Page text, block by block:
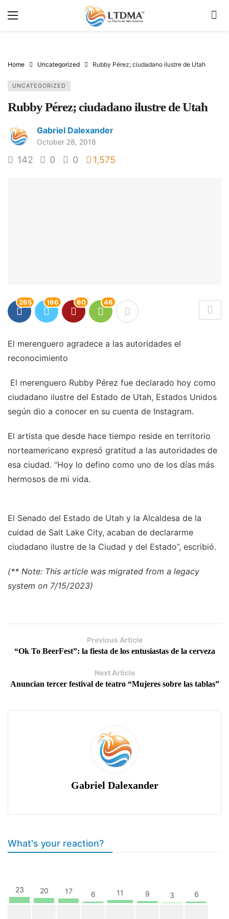
Home Uncategorized Rubby Pérez; ciudadano ilustre de Utah
UNCATEGORIZED
Rubby Pérez; ciudadano ilustre de Utah
Gabriel Dalexander
October 28, 2018
142 0 0 1,575
265 166 60 46
El merenguero agradece a las autoridades el
reconocimiento
El merenguero Rubby Pérez fue declarado hoy como
ciudadano ilustre del Estado de Utah, Estados Unidos
según dio a conocer en su cuenta de Instagram.
El artista que desde hace tiempo reside en territorio
norteamericano expresó gratitud a las autoridades de
esa ciudad. “Hoy lo defino como uno de los días más
hermosos de mi vida.
El Senado del Estado de Utah y la Alcaldesa de la
cuidad de Salt Lake City, acaban de declararme
ciudadano ilustre de la Ciudad y del Estado”, escribió.
(** Note: This article was migrated from a legacy
system on 7/15/2023)
Previous Article
“Ok To BeerFest”: la fiesta de los entusiastas de la cerveza
Next Article
Anuncian tercer festival de teatro “Mujeres sobre las tablas”
Gabriel Dalexander
What's your reaction?
23 20 17 6 11 9 3 6